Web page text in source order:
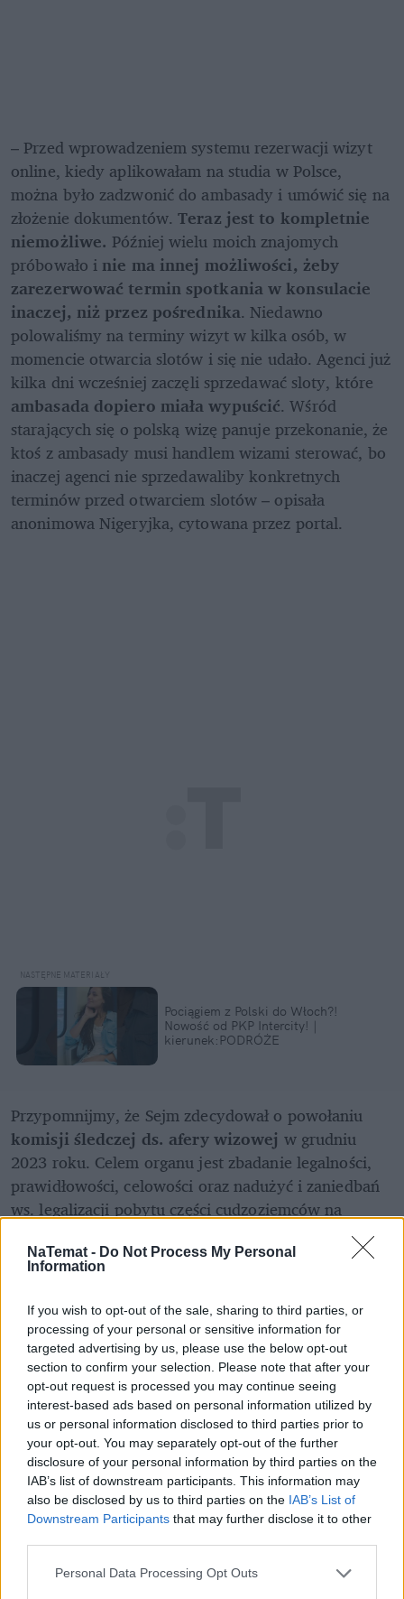
NaTemat - Do Not Process My Personal
Information
If you wish to opt-out of the sale, sharing to third parties, or
processing of your personal or sensitive information for
targeted advertising by us, please use the below opt-out
section to confirm your selection. Please note that after your
opt-out request is processed you may continue seeing
interest-based ads based on personal information utilized by
us or personal information disclosed to third parties prior to
your opt-out. You may separately opt-out of the further
disclosure of your personal information by third parties on the
IAB’s list of downstream participants. This information may
also be disclosed by us to third parties on the IAB’s List of
Downstream Participants that may further disclose it to other
Personal Data Processing Opt Outs
– Przed wprowadzeniem systemu rezerwacji wizyt
online, kiedy aplikowałam na studia w Polsce,
można było zadzwonić do ambasady i umówić się na
złożenie dokumentów. Teraz jest to kompletnie
niemożliwe. Później wielu moich znajomych
próbowało i nie ma innej możliwości, żeby
zarezerwować termin spotkania w konsulacie
inaczej, niż przez pośrednika. Niedawno
polowaliśmy na terminy wizyt w kilka osób, w
momencie otwarcia slotów i się nie udało. Agenci już
ambasada dopiero miała wypuścić. Wśród
starających się o polską wizę panuje przekonanie, że
ktoś z ambasady musi handlem wizami sterować, bo
inaczej agenci nie sprzedawaliby konkretnych
terminów przed otwarciem slotów – opisała
anonimowa Nigeryjka, cytowana przez portal.
Pociągiem z Polski do Włoch?!
Nowość od PKP Intercity! |
kierunek:PODRÓŻE
komisji śledczej ds. afery wizowej w grudniu
2023 roku. Celem organu jest zbadanie legalności,
prawidłowości, celowości oraz nadużyć i zaniedbań
ws. legalizacji pobytu części cudzoziemców na
Podejrzewa się, że aż 350 tys. wiz dla migrantów z
zostać wydanych z naruszeniem przepisów. Zakres
prac komisji obejmie okres od 12 listopada 2019 do
20 listopada 2023 roku. 6 lutego odbyło się pierwsze
robocze posiedzenie komisji, której przewodniczy
poseł Koalicji Obywatelskiej Michał Szczerba.
REKLAMA